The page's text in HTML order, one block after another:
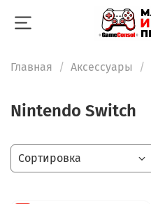
Главная Аксессуары
Nintendo Switch